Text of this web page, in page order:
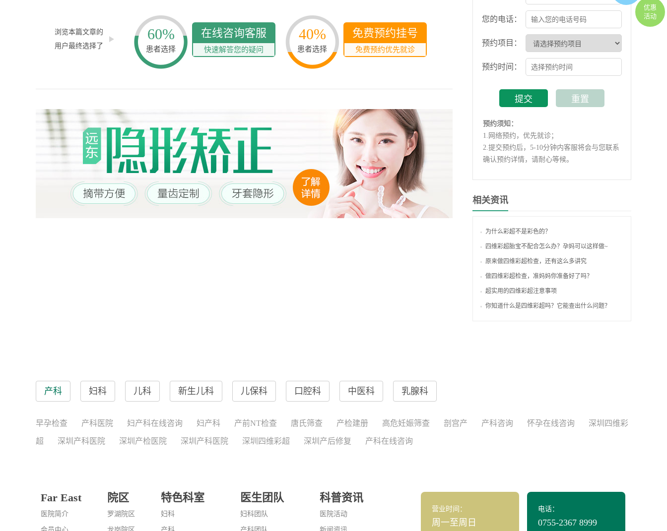
浏览本篇文章的
用户最终选择了
60%
患者选择
在线咨询客服
快速解答您的疑问
40%
患者选择
免费预约挂号
免费预约优先就诊
您的电话：
预约项目：
预约时间：
预约须知：
1. 网络预约，优先就诊；
2.提交预约后，5-10分钟内客服将会与您联系
确认预约详情，请耐心等候。
相关资讯
为什么彩超不是彩色的？
四维彩超胎宝不配合怎么办？孕妈可以这样做~
原来做四维彩超检查，还有这么多讲究
做四维彩超检查，准妈妈你准备好了吗？
超实用的四维彩超注意事项
你知道什么是四维彩超吗？它能查出什么问题？
产科 妇科 儿科 新生儿科 儿保科 口腔科 中医科 乳腺科
早孕检查 产科医院 妇产科在线咨询 妇产科 产前NT检查 唐氏筛查 产检建册 高危妊娠筛查 剖宫产 产科咨询 怀孕在线咨询 深圳四维彩
超 深圳产科医院 深圳产检医院 深圳产科医院 深圳四维彩超 深圳产后修复 产科在线咨询
Far East
医院简介
院区
罗湖院区
特色科室
妇科
医生团队
妇科团队
科普资讯
医院活动
营业时间：
周一至周日
电话：
0755-2367 8999
优惠
活动